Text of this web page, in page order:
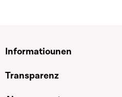
Informatiounen
Transparenz